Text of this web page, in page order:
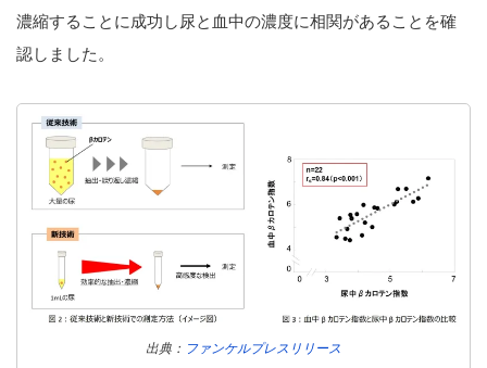
濃縮することに成功し尿と血中の濃度に相関があることを確
認しました。
出典： ファンケルプレスリリース